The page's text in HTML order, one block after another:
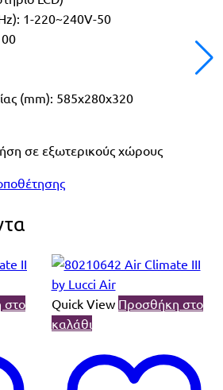
1-220~240V-50
(mm): 585x280x320
σε εξωτερικούς χώρους
στο
Quick View Προσθήκη στο
καλάθι